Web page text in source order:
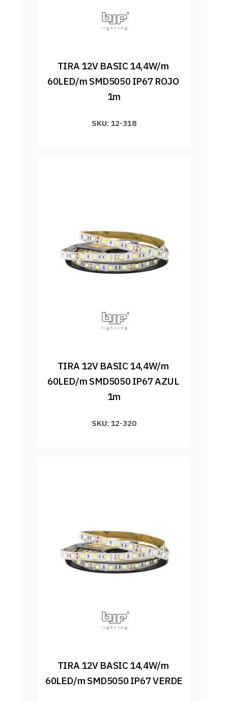
TIRA 12V BASIC 14,4W/m
60LED/m SMD5050 IP67 ROJO
1m
SKU: 12-318
TIRA 12V BASIC 14,4W/m
60LED/m SMD5050 IP67 AZUL
1m
SKU: 12-320
TIRA 12V BASIC 14,4W/m
60LED/m SMD5050 IP67 VERDE